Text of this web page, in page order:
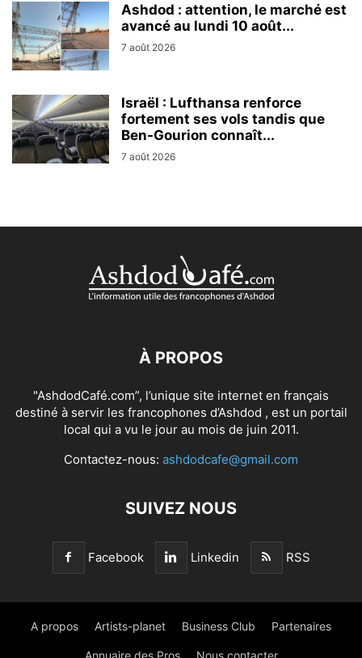
Ashdod : attention, le marché est
avancé au lundi 10 août...
7 août 2026
Israël : Lufthansa renforce
fortement ses vols tandis que
Ben-Gourion connaît...
7 août 2026
À PROPOS
"AshdodCafé.com”, l’unique site internet en français
destiné à servir les francophones d’Ashdod , est un portail
local qui a vu le jour au mois de juin 2011.
Contactez-nous: ashdodcafe@gmail.com
SUIVEZ NOUS
Facebook Linkedin RSS
A propos Artists-planet Business Club Partenaires
Annuaire des Pros Nous contacter